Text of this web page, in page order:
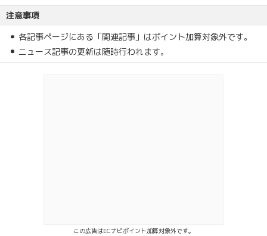
注意事項
各記事ページにある「関連記事」はポイント加算対象外です。
ニュース記事の更新は随時行われます。
この広告はECナビポイント加算対象外です。